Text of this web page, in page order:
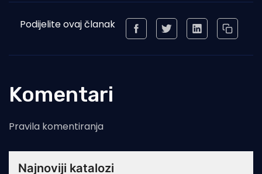
Podijelite ovaj članak
Komentari
Pravila komentiranja